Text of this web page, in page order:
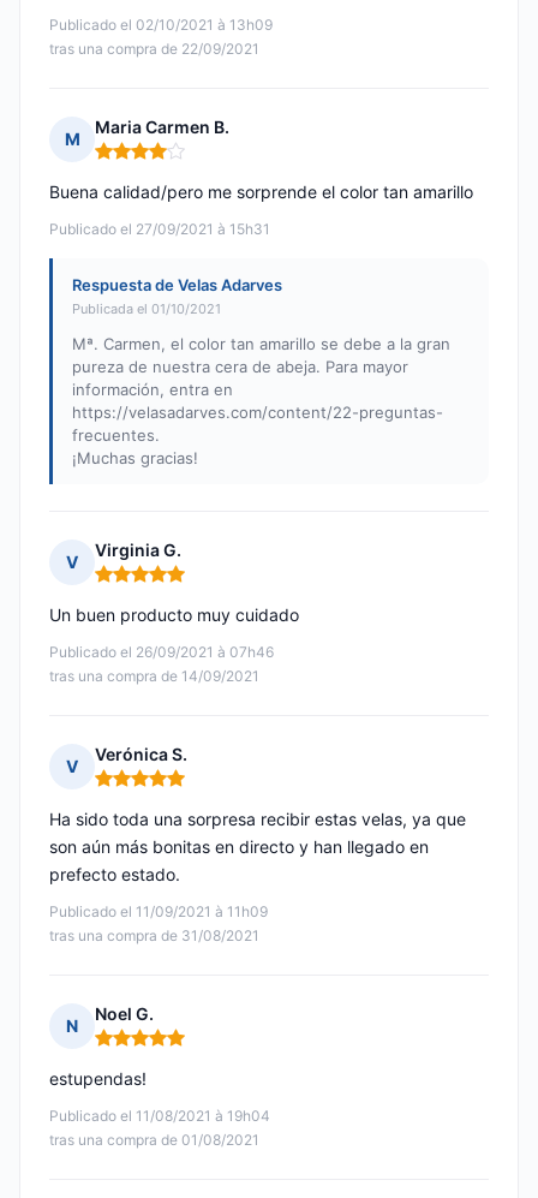
Publicado el 02/10/2021 à 13h09
tras una compra de 22/09/2021
M
Maria Carmen B.
Nota: 4 de 5
Publicado el 27/09/2021 à 15h31
Buena calidad/pero me sorprende el color tan amarillo
Respuesta de Velas Adarves
Publicada el 01/10/2021
Mª. Carmen, el color tan amarillo se debe a la gran
pureza de nuestra cera de abeja. Para mayor
información, entra en
https://velasadarves.com/content/22-preguntas-
frecuentes.
¡Muchas gracias!
V
Virginia G.
Nota: 5 de 5
Publicado el 26/09/2021 à 07h46
tras una compra de 14/09/2021
Un buen producto muy cuidado
V
Verónica S.
Nota: 5 de 5
Publicado el 11/09/2021 à 11h09
tras una compra de 31/08/2021
Ha sido toda una sorpresa recibir estas velas, ya que
son aún más bonitas en directo y han llegado en
prefecto estado.
N
Noel G.
Nota: 5 de 5
Publicado el 11/08/2021 à 19h04
tras una compra de 01/08/2021
estupendas!